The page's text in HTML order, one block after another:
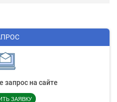
запрос на сайте
ЗАЯВКУ